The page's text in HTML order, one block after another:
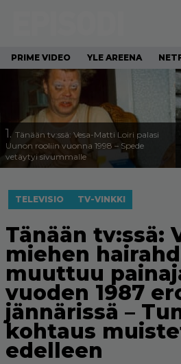
PRIME VIDEO YLE AREENA
1. Tänään tv:ssä: Vesa-Matti Loiri palasi
Uunon rooliin vuonna 1998 – Spede
vetäytyi sivummalle
TELEVISIO TV-VINKKI
Tänään tv:ssä:
miehen
muuttuu
vuoden 1987
jännärissä –
kohtaus
edelleen